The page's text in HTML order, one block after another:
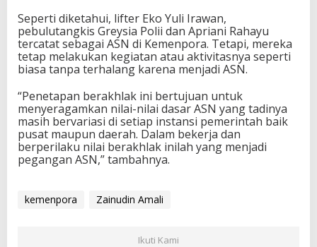
Seperti diketahui, lifter Eko Yuli Irawan,
pebulutangkis Greysia Polii dan Apriani Rahayu
tercatat sebagai ASN di Kemenpora. Tetapi, mereka
tetap melakukan kegiatan atau aktivitasnya seperti
biasa tanpa terhalang karena menjadi ASN.
“Penetapan berakhlak ini bertujuan untuk
menyeragamkan nilai-nilai dasar ASN yang tadinya
masih bervariasi di setiap instansi pemerintah baik
pusat maupun daerah. Dalam bekerja dan
berperilaku nilai berakhlak inilah yang menjadi
pegangan ASN,” tambahnya.
kemenpora Zainudin Amali
Ikuti Kami